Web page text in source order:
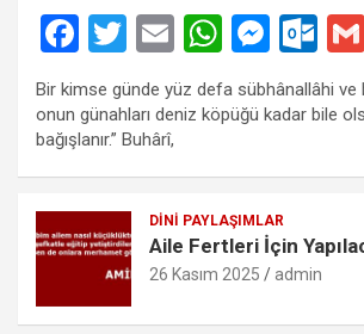
F
ce
b
o
o
k
T
wi
tt
er
E
m
ail
W
h
at
A
p
p
M
es
se
g
er
O
ut
lo
k.
o
Bir kimse günde yüz defa sübhânallâhi ve
onun günahları deniz köpüğü kadar bile
bağışlanır.” Buhârî,
DINI PAYLAŞIMLAR
Aile Fertleri İçin
26 Kasım 2025 admin